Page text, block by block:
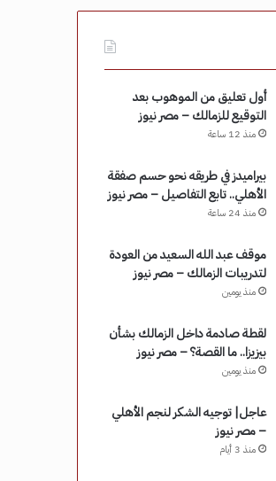
أول تعليق من الموهوب بعد
التوقيع للزمالك – مصر نيوز
منذ 12 ساعة
بيراميدز في طريقه نحو حسم صفقة
الأهلي.. تابع التفاصيل – مصر نيوز
منذ 24 ساعة
موقف عبد الله السعيد من العودة
لتدريبات الزمالك – مصر نيوز
منذ يومين
لقطة صادمة داخل الزمالك بشأن
بيزيزا.. ما القصة؟ – مصر نيوز
منذ يومين
عاجل| توجيه الشكر لنجم الأهلي
– مصر نيوز
منذ 3 أيام